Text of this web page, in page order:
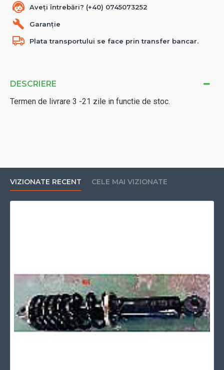
DESCRIERE
Termen de livrare 3 -21 zile in functie de stoc.
Aveți întrebări? (+40) 0745073252
Garanție
Plata transportului se face prin transfer bancar.
VIZIONATE RECENT CELE MAI VIZIONATE